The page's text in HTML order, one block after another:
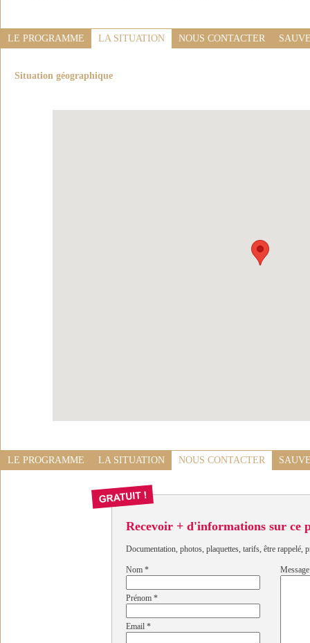
LE PROGRAMME LA SITUATION NOUS CONTACTER
Situation géographique
LE PROGRAMME LA SITUATION NOUS CONTACTER
Recevoir + d'informations sur ce
Documentation, photos, plaquettes, tarifs, être rappelé,
Nom *
Prénom *
Email *
Message